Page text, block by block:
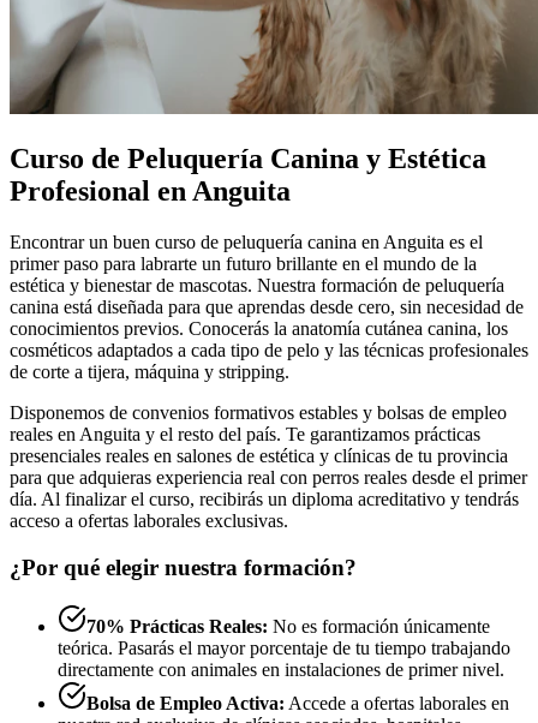
Curso de Peluquería Canina y Estética
Profesional en Anguita
Encontrar un buen curso de peluquería canina en Anguita es el
primer paso para labrarte un futuro brillante en el mundo de la
estética y bienestar de mascotas. Nuestra formación de peluquería
canina está diseñada para que aprendas desde cero, sin necesidad de
conocimientos previos. Conocerás la anatomía cutánea canina, los
cosméticos adaptados a cada tipo de pelo y las técnicas profesionales
de corte a tijera, máquina y stripping.
Disponemos de convenios formativos estables y bolsas de empleo
reales en Anguita y el resto del país. Te garantizamos prácticas
presenciales reales en salones de estética y clínicas de tu provincia
para que adquieras experiencia real con perros reales desde el primer
día. Al finalizar el curso, recibirás un diploma acreditativo y tendrás
acceso a ofertas laborales exclusivas.
¿Por qué elegir nuestra formación?
70% Prácticas Reales: No es formación únicamente
teórica. Pasarás el mayor porcentaje de tu tiempo trabajando
directamente con animales en instalaciones de primer nivel.
Bolsa de Empleo Activa: Accede a ofertas laborales en